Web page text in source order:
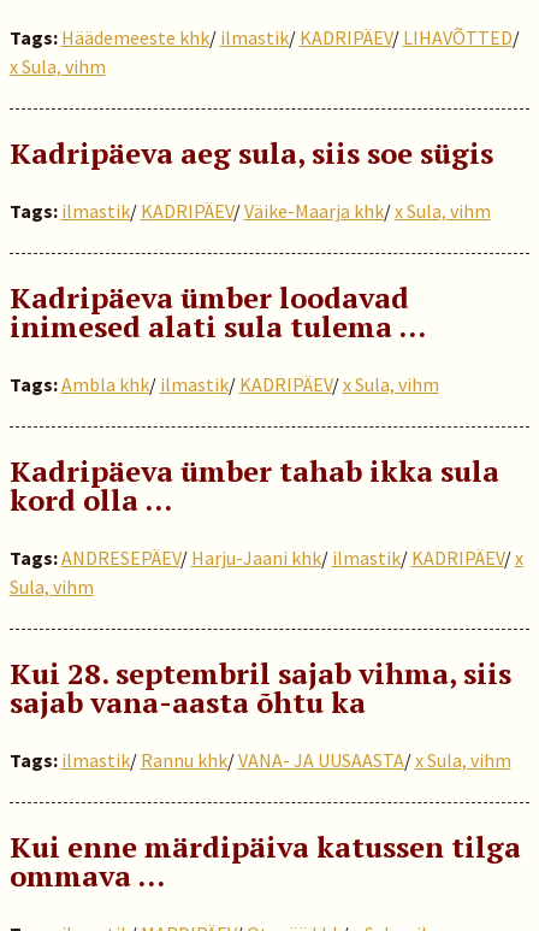
Tags: Häädemeeste khk/ ilmastik/ KADRIPÄEV/ LIHAVÕTTED/
x Sula, vihm
Kadripäeva aeg sula, siis soe sügis
Tags: ilmastik/ KADRIPÄEV/Väike-Maarja khk/x Sula, vihm
Kadripäeva ümber loodavad
inimesed alati sula tulema …
Tags:Ambla khk/ ilmastik/ KADRIPÄEV/x Sula, vihm
Kadripäeva ümber tahab ikka sula
kord olla …
Tags:ANDRESEPÄEV/ Harju-Jaani khk/ ilmastik/ KADRIPÄEV/x
Sula, vihm
Kui 28. septembril sajab vihma, siis
sajab vana-aasta õhtu ka
Tags: ilmastik/ Rannu khk/VANA- JA UUSAASTA/x Sula, vihm
Kui enne märdipäiva katussen tilga
ommava …